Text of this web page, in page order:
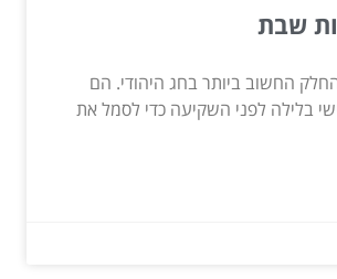
שבת
החשוב ביותר בחג היהודי. הם
בלילה לפני השקיעה כדי לסמל את